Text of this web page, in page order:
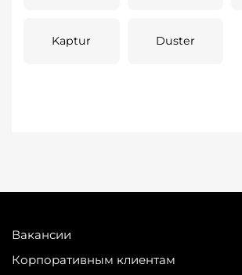
Kaptur Duster
Вакансии
Корпоративным клиентам